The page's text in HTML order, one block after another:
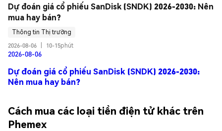
Dự đoán giá cổ phiếu SanDisk (SNDK) 2026-2030: Nên
mua hay bán?
Thông tin Thị trường
2026-08-06
10-15phút
2026-08-06
Dự đoán giá cổ phiếu SanDisk (SNDK) 2026-2030:
Nên mua hay bán?
Cách mua các loại tiền điện tử khác trên
Phemex